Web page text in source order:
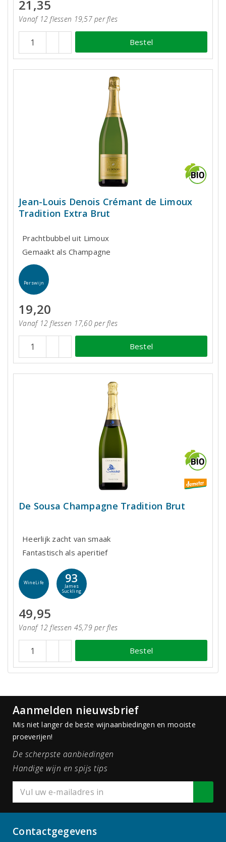
21,35
Vanaf 12 flessen 19,57 per fles
Bestel
Jean-Louis Denois Crémant de Limoux
Tradition Extra Brut
Prachtbubbel uit Limoux
Gemaakt als Champagne
Perswijn
19,20
Vanaf 12 flessen 17,60 per fles
Bestel
De Sousa Champagne Tradition Brut
Heerlijk zacht van smaak
Fantastisch als aperitief
WineLife 93
James
Suckling
49,95
Vanaf 12 flessen 45,79 per fles
Bestel
Aanmelden nieuwsbrief
Mis niet langer de beste wijnaanbiedingen en mooiste
proeverijen!
De scherpste aanbiedingen
Handige wijn en spijs tips
Contactgegevens